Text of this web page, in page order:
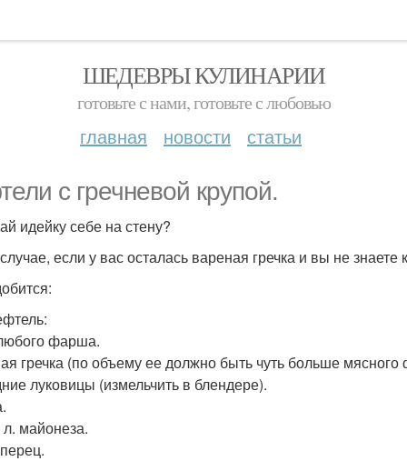
ШЕДЕВРЫ КУЛИНАРИИ
готовьте с нами, готовьте с любовью
главная новости статьи
с гречневой крупой.
идейку себе на стену?
если у вас осталась вареная гречка и вы не знаете
фарша.
гречка (по объему ее должно быть чуть больше
луковицы (измельчить в блендере).
л. майонеза.